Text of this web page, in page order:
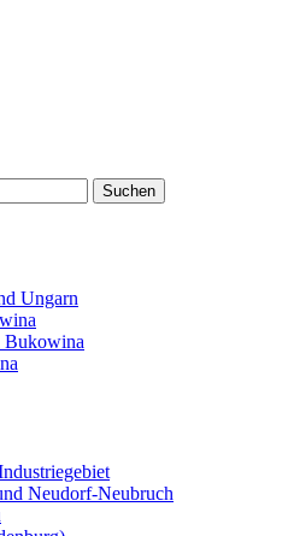
Ungarn
Bukowina
Neudorf-Neubruch